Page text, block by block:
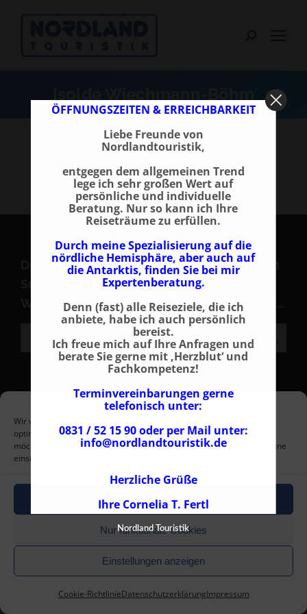
Wir verwenden Cookies, um unsere Website und unseren Service zu
optimieren. Hier können Sie auswählen, welche Cookies Sie zulassen
möchten. Sie können diese Auswahl jederzeit unter der Cookie-Richtline
einsehen und abändern.
Cookies akzeptieren
Nur funktionale Cookies
Einstellungen anzeigen
Cookie-RichtlinieDatenschutzerklärungImpressum
Durchsuchen Sie unsere Reisen nach einem
Suchbegriff! z. B. Nordlichter, Silvester,
Weihnachten, Schiffsreisen, Snowmobil etc…
NPT Norway ProTravel GmbH 2004 - 2026 |Leografix - Grafik
Impressum - AGB - Datenschutz - Cookie-Richtlinie
ÖFFNUNGSZEITEN & ERREICHBARKEIT
Liebe Freunde von
Nordlandtouristik,
entgegen dem allgemeinen Trend
lege ich sehr großen Wert auf
persönliche und individuelle
Beratung. Nur so kann ich Ihre
Reiseträume zu erfüllen.
Durch meine Spezialisierung auf die
nördliche Hemisphäre, aber auch auf
die Antarktis, finden Sie bei mir
Expertenberatung.
Denn (fast) alle Reiseziele, die ich
anbiete, habe ich auch persönlich
bereist.
Ich freue mich auf Ihre Anfragen und
berate Sie gerne mit ‚Herzblut‘ und
Fachkompetenz!
Terminvereinbarungen gerne
telefonisch unter:
0831 / 52 15 90 oder per Mail unter:
info@nordlandtouristik.de
Herzliche Grüße
Ihre Cornelia T. Fertl
Nordland Touristik